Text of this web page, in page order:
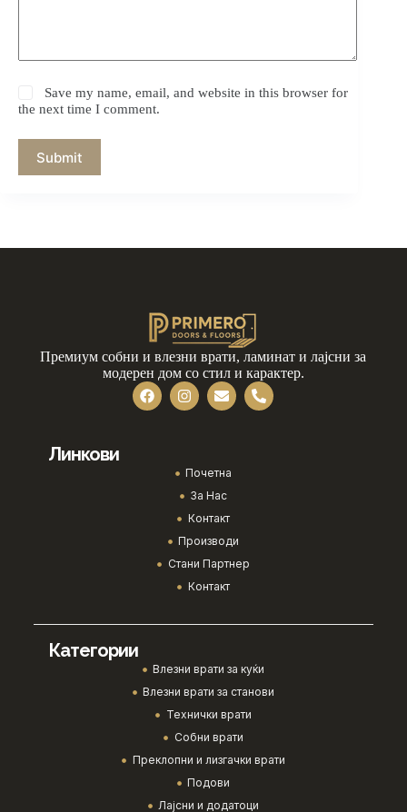
Save my name, email, and website in this browser for
the next time I comment.
Submit
Премиум собни и влезни врати, ламинат и лајсни за
модерен дом со стил и карактер.
Линкови
Почетна
За Нас
Контакт
Производи
Стани Партнер
Контакт
Категории
Влезни врати за куќи
Влезни врати за станови
Технички врати
Собни врати
Преклопни и лизгачки врати
Подови
Лајсни и додатоци